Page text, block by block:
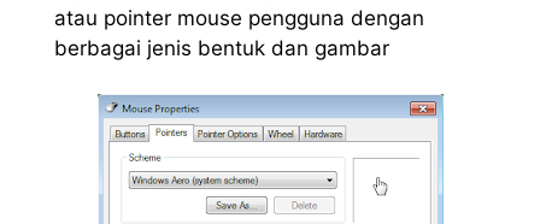
atau pointer mouse pengguna dengan
berbagai jenis bentuk dan gambar